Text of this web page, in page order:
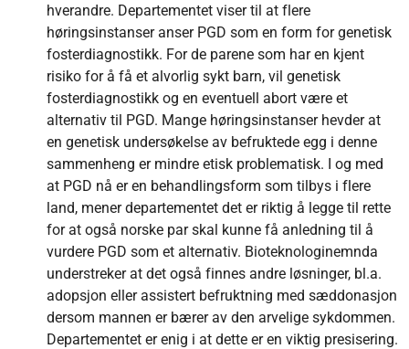
hverandre. Departementet viser til at flere
høringsinstanser anser PGD som en form for genetisk
fosterdiagnostikk. For de parene som har en kjent
risiko for å få et alvorlig sykt barn, vil genetisk
fosterdiagnostikk og en eventuell abort være et
alternativ til PGD. Mange høringsinstanser hevder at
en genetisk undersøkelse av befruktede egg i denne
sammenheng er mindre etisk problematisk. I og med
at PGD nå er en behandlingsform som tilbys i flere
land, mener departementet det er riktig å legge til rette
for at også norske par skal kunne få anledning til å
vurdere PGD som et alternativ. Bioteknologinemnda
understreker at det også finnes andre løsninger, bl.a.
adopsjon eller assistert befruktning med sæddonasjon
dersom mannen er bærer av den arvelige sykdommen.
Departementet er enig i at dette er en viktig presisering.